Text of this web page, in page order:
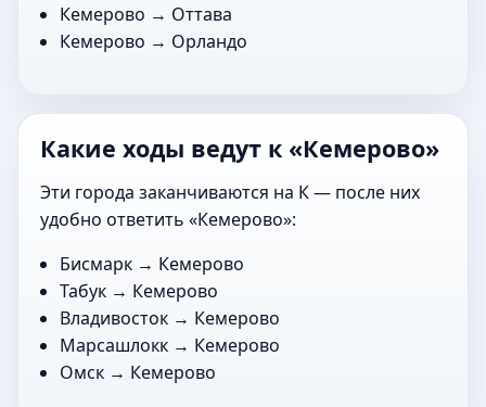
Кемерово → Оттава
Кемерово → Орландо
Какие ходы ведут к «Кемерово»
Эти города заканчиваются на К — после них
удобно ответить «Кемерово»:
Бисмарк → Кемерово
Табук → Кемерово
Владивосток → Кемерово
Марсашлокк → Кемерово
Омск → Кемерово